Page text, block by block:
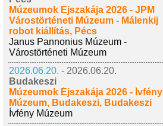
Múzeumok Éjszakája 2026 - JPM
Várostörténeti Múzeum - Málenkij
robot kiállítás, Pécs
Janus Pannonius Múzeum -
Várostörténeti Múzeum
2026.06.20. - 2026.06.20.
Budakeszi
Múzeumok Éjszakája 2026 - Ívfény
Múzeum, Budakeszi, Budakeszi
Ívfény Múzeum